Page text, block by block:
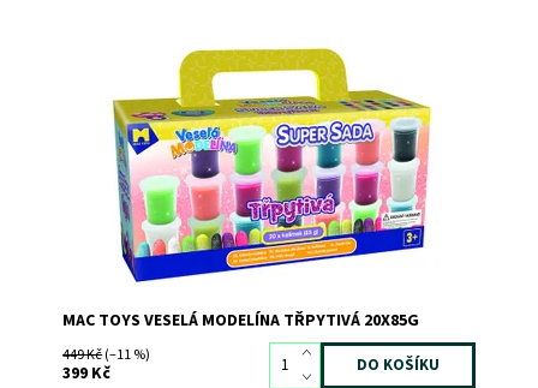
Skladem>3
9136
Značka:
MAC TOYS
MAC TOYS VESELÁ MODELÍNA TŘPYTIVÁ 20X85G
449 Kč(–11 %)
399 Kč